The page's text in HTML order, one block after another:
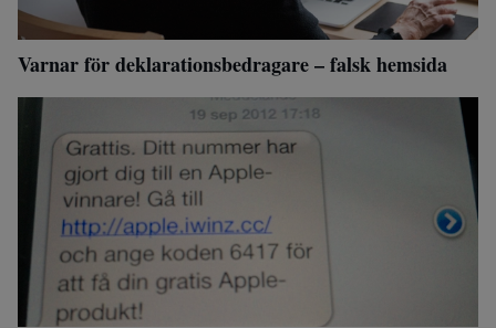
Varnar för deklarationsbedragare – falsk hemsida